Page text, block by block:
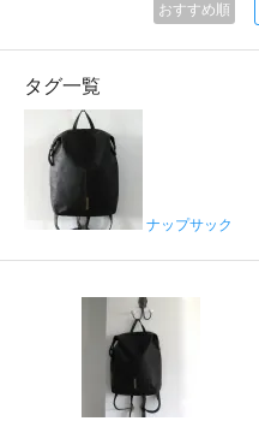
おすすめ順
タグ一覧
ナップサック